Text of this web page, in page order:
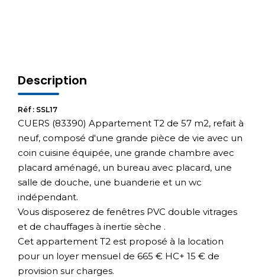
Description
Réf : SSL17
CUERS (83390) Appartement T2 de 57 m2, refait à
neuf, composé d'une grande pièce de vie avec un
coin cuisine équipée, une grande chambre avec
placard aménagé, un bureau avec placard, une
salle de douche, une buanderie et un wc
indépendant.
Vous disposerez de fenêtres PVC double vitrages
et de chauffages à inertie sèche .
Cet appartement T2 est proposé à la location
pour un loyer mensuel de 665 € HC+ 15 € de
provision sur charges.